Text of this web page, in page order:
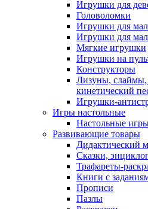
Игрушки для
Головоломки
Игрушки для
Игрушки для
Мягкие игрушки
Игрушки на
Конструкторы
Лизуны, слаймы,
кинетический
Игрушки-
Игры настольные
Настольные
Развивающие товары
Дидактический
Сказки,
Трафареты-
Книги с
Прописи
Пазлы